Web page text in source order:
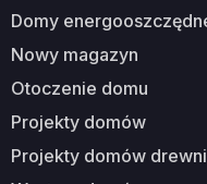
domy
nowy magazyn
otoczenie domu
projekty domów
projekty domów